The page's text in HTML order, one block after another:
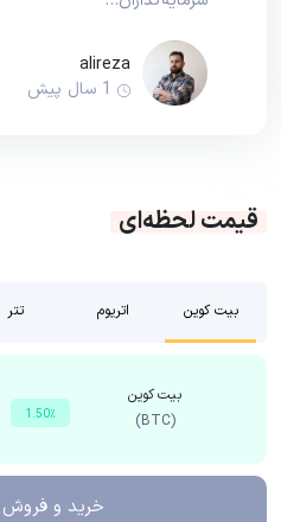
alireza
1 سال پیش
قیمت لحظه‌ای
بیت کوین اتریوم تتر
بیت کوین
(BTC)
1.50٪
خرید و فروش